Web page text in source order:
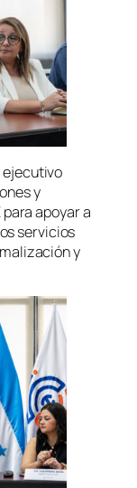
ejecutivo
y
para apoyar a
servicios
y